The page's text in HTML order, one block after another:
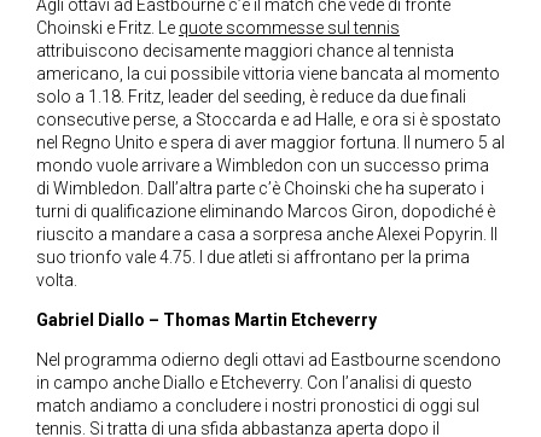
Agli ottavi ad Eastbourne c’è il match che vede di fronte
Choinski e Fritz. Le quote scommesse sul tennis
attribuiscono decisamente maggiori chance al tennista
americano, la cui possibile vittoria viene bancata al momento
solo a 1.18. Fritz, leader del seeding, è reduce da due finali
consecutive perse, a Stoccarda e ad Halle, e ora si è spostato
nel Regno Unito e spera di aver maggior fortuna. Il numero 5 al
mondo vuole arrivare a Wimbledon con un successo prima
di Wimbledon. Dall’altra parte c’è Choinski che ha superato i
turni di qualificazione eliminando Marcos Giron, dopodiché è
riuscito a mandare a casa a sorpresa anche Alexei Popyrin. Il
suo trionfo vale 4.75. I due atleti si affrontano per la prima
volta.
Gabriel Diallo – Thomas Martin Etcheverry
Nel programma odierno degli ottavi ad Eastbourne scendono
in campo anche Diallo e Etcheverry. Con l’analisi di questo
match andiamo a concludere i nostri pronostici di oggi sul
tennis. Si tratta di una sfida abbastanza aperta dopo il